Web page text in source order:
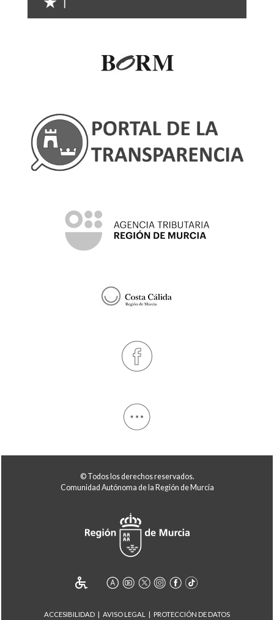
© Todos los derechos reservados.
Comunidad Autónoma de la Región de Murcia
ACCESIBILIDAD AVISO LEGAL PROTECCIÓN DE DATOS